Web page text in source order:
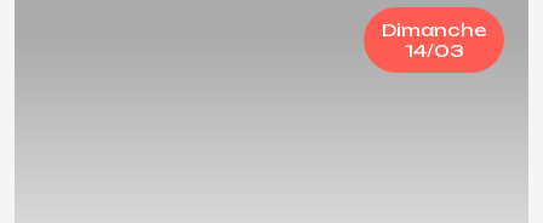
Dimanche
14/03